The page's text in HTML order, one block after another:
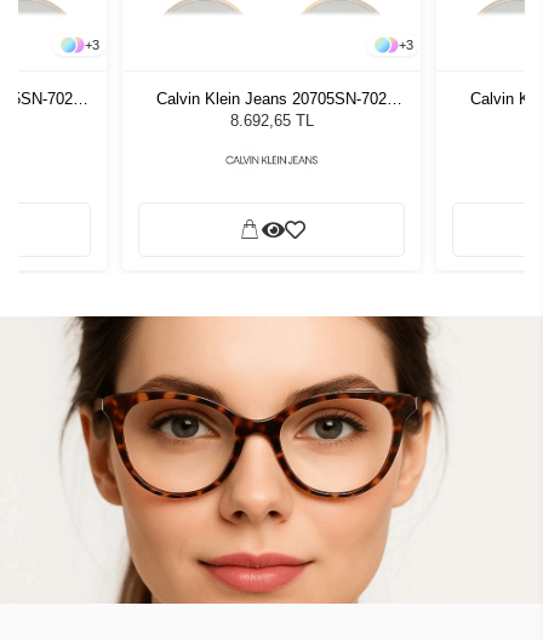
+3
702
+3
Calvin Klein Jeans 20705SN-702
Crystal Honey Unisex Güneş Gözlüğü
8.692,65 TL
Calvin